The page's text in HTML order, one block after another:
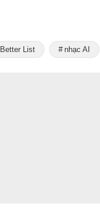
Better List nhạc AI